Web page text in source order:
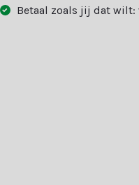
Betaal zoals jij dat wilt: